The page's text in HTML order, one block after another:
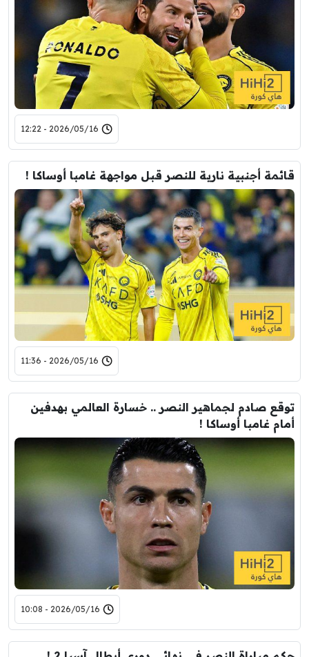
2026/05/16 - 12:22
قائمة أجنبية نارية للنصر قبل مواجهة غامبا أوساكا !
2026/05/16 - 11:36
توقع صادم لجماهير النصر .. خسارة العالمي بهدفين
أمام غامبا أوساكا !
2026/05/16 - 10:08